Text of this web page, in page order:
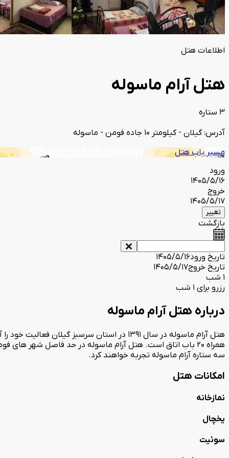
اطلاعات هتل
هتل آرام ماسوله
3 ستاره
آدرس: گیلان - کیلومتر 10 جاده فومن - ماسوله
مسیر یاب هتل
ورود
1405/5/16
خروج
1405/5/17
تغییر
بازگشت
تاریخ ورود1405/5/16
تاریخ خروج1405/5/17
1 شب
رزرو برای 1 شب
درباره هتل آرام ماسوله
همراه 20 باب اتاق است. هتل آرام ماسوله در حد فاصل شهر
سه ستاره آرام ماسوله تجربه خواهند کرد.
امکانات هتل
نمازخانه
یخچال
سوئیت